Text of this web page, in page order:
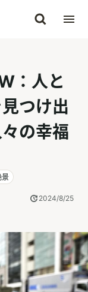
：人と
つけ出
の幸福
景
2024/8/25